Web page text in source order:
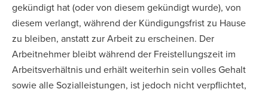
gekündigt hat (oder von diesem gekündigt wurde), von
diesem verlangt, während der Kündigungsfrist zu Hause
zu bleiben, anstatt zur Arbeit zu erscheinen. Der
Arbeitnehmer bleibt während der Freistellungszeit im
Arbeitsverhältnis und erhält weiterhin sein volles Gehalt
sowie alle Sozialleistungen, ist jedoch nicht verpflichtet,